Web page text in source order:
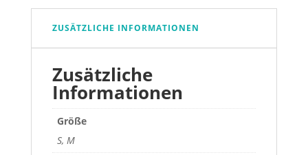
Menge
ZUSÄTZLICHE INFORMATIONEN
Zusätzliche
Informationen
Größe
S, M